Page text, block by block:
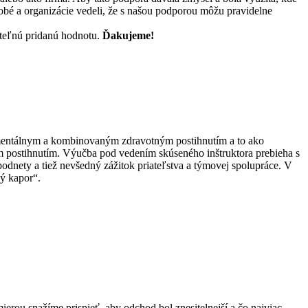
a organizácie vedeli, že s našou podporou môžu pravidelne
pridanú hodnotu. Ďakujeme!
a kombinovaným zdravotným postihnutím a to ako
Výučba pod vedením skúseného inštruktora prebieha s
a tiež nevšedný zážitok priateľstva a týmovej spolupráce. V
kapor“.